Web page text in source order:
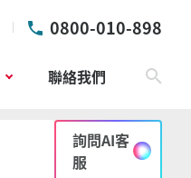
0800-010-898
聯絡我們
詢問AI客
服